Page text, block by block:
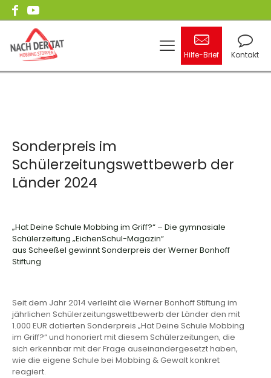
Hilfe-Brief Kontakt
Sonderpreis im
Schülerzeitungswettbewerb der
Länder 2024
„Hat Deine Schule Mobbing im Griff?“ – Die gymnasiale
Schülerzeitung „EichenSchul-Magazin“
aus Scheeßel gewinnt Sonderpreis der Werner Bonhoff
Stiftung
Seit dem Jahr 2014 verleiht die Werner Bonhoff Stiftung im
jährlichen Schülerzeitungswettbewerb der Länder den mit
1.000 EUR dotierten Sonderpreis „Hat Deine Schule Mobbing
im Griff?“ und honoriert mit diesem Schülerzeitungen, die
sich erkennbar mit der Frage auseinandergesetzt haben,
wie die eigene Schule bei Mobbing & Gewalt konkret
reagiert.